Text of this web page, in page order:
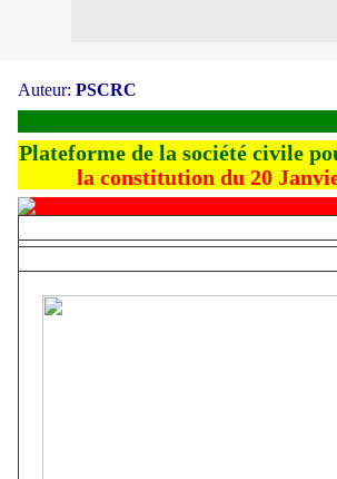
Auteur: PSCRC
Plateforme de la société civile
la constitution du 20